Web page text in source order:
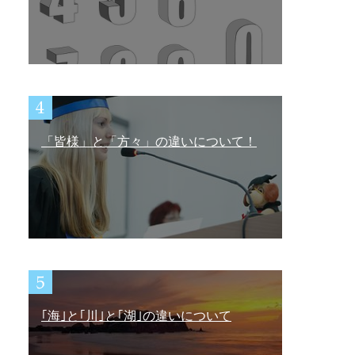
「皆様」と「方々」の違いについて！
｢海｣と｢川｣と｢湖｣の違いについて